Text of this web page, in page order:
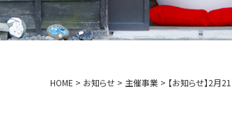
HOME > お知らせ > 主催事業 >